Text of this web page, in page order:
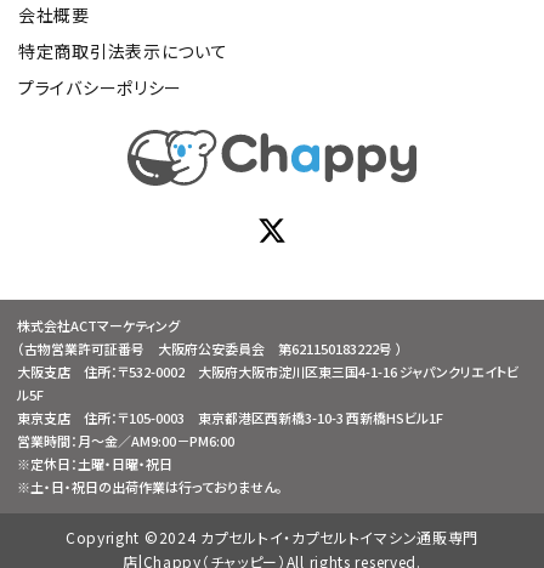
会社概要
特定商取引法表示について
プライバシーポリシー
株式会社ACTマーケティング
（古物営業許可証番号 大阪府公安委員会 第621150183222号 ）
大阪支店 住所：〒532-0002 大阪府大阪市淀川区東三国4-1-16 ジャパンクリエイトビ
ル5F
東京支店 住所：〒105-0003 東京都港区西新橋3-10-3 西新橋HSビル1F
営業時間：月～金／AM9:00－PM6:00
※定休日：土曜・日曜・祝日
※土・日・祝日の出荷作業は行っておりません。
Copyright ©2024 カプセルトイ・カプセルトイマシン通販専門
店|Chappy（チャッピー）All rights reserved.